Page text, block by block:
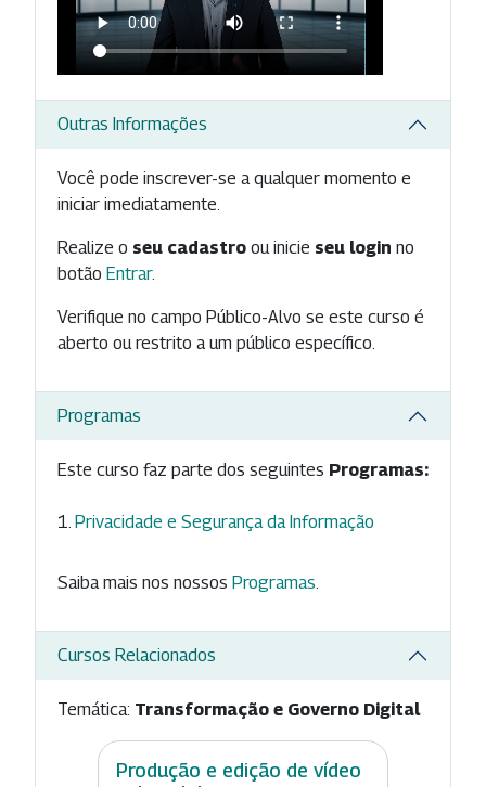
Outras Informações
Você pode inscrever-se a qualquer momento e
iniciar imediatamente.
Realize o seu cadastro ou inicie seu login no
botão Entrar.
Verifique no campo Público-Alvo se este curso é
aberto ou restrito a um público específico.
Programas
Este curso faz parte dos seguintes Programas:
Privacidade e Segurança da Informação
Saiba mais nos nossos Programas
Cursos Relacionados
Temática: Transformação e Governo Digital
Produção e edição de vídeo